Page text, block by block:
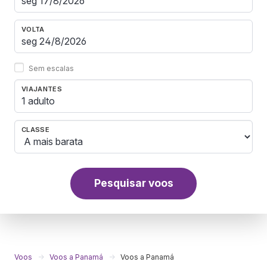
VOLTA
Sem escalas
VIAJANTES
1 adulto
CLASSE
Pesquisar voos
Voos Voos a Panamá Voos a Panamá